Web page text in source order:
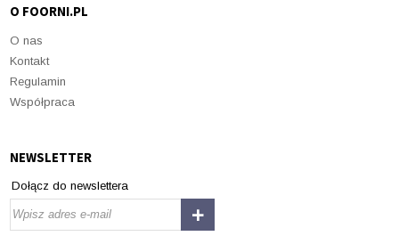
O FOORNI.PL
O nas
Kontakt
Regulamin
Współpraca
NEWSLETTER
Dołącz do newslettera